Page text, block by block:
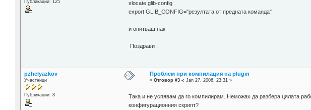
Публикации: 125
slocate glib-config
export GLIB_CONFIG="резултата от предната команда"
и опитваш пак
Поздрави !
pzhelyazkov
Участници
Публикации: 8
Проблем при компилация на plugin
«Отговор #3 -: Jan 27, 2006, 23:31 »
Така и не успявам да го компилирам. Неможах да разбера цялата
конфигурационния скрипт?